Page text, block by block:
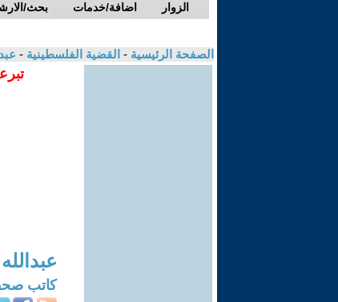
بحث/ اضافة/خدمات الزوار
الصفحة الرئيسية - القضية الفلسطينية -
كاتب